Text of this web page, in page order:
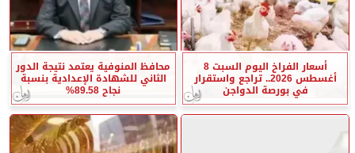
أسعار الفراخ اليوم السبت 8
أغسطس 2026.. تراجع واستقرار
في بورصة الدواجن
محافظ المنوفية يعتمد نتيجة الدور
الثاني للشهادة الإعدادية بنسبة
نجاح 89.58%